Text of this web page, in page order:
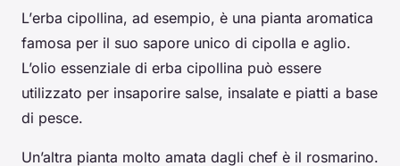
L’erba cipollina, ad esempio, è una pianta aromatica
famosa per il suo sapore unico di cipolla e aglio.
L’olio essenziale di erba cipollina può essere
utilizzato per insaporire salse, insalate e piatti a base
di pesce.
Un’altra pianta molto amata dagli chef è il rosmarino.